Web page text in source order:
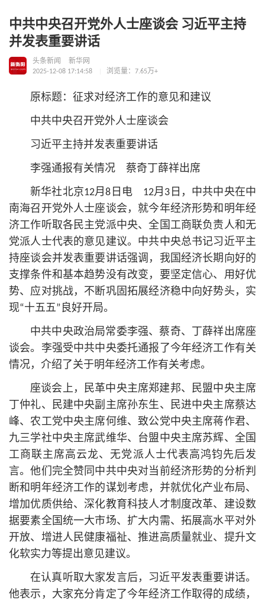
中共中央召开党外人士座谈会 习近平主持
并发表重要讲话
头条新闻
新华网
2025-12-08 17:14:58
浏览量：7.65万+
原标题：征求对经济工作的意见和建议
中共中央召开党外人士座谈会
习近平主持并发表重要讲话
李强通报有关情况 蔡奇丁薛祥出席
新华社北京12月8日电 12月3日，中共中央在中
南海召开党外人士座谈会，就今年经济形势和明年经
济工作听取各民主党派中央、全国工商联负责人和无
党派人士代表的意见建议。中共中央总书记习近平主
持座谈会并发表重要讲话强调，我国经济长期向好的
支撑条件和基本趋势没有改变，要坚定信心、用好优
势、应对挑战，不断巩固拓展经济稳中向好势头，实
现“十五五”良好开局。
中共中央政治局常委李强、蔡奇、丁薛祥出席座
谈会。李强受中共中央委托通报了今年经济工作有关
情况，介绍了关于明年经济工作有关考虑。
座谈会上，民革中央主席郑建邦、民盟中央主席
丁仲礼、民建中央副主席孙东生、民进中央主席蔡达
峰、农工党中央主席何维、致公党中央主席蒋作君、
九三学社中央主席武维华、台盟中央主席苏辉、全国
工商联主席高云龙、无党派人士代表高鸿钧先后发
言。他们完全赞同中共中央对当前经济形势的分析判
断和明年经济工作的谋划考虑，并就优化产业布局、
增加优质供给、深化教育科技人才制度改革、建设数
据要素全国统一大市场、扩大内需、拓展高水平对外
开放、增进人民健康福祉、推进高质量就业、提升文
化软实力等提出意见建议。
在认真听取大家发言后，习近平发表重要讲话。
他表示，大家充分肯定了今年经济工作取得的成绩，